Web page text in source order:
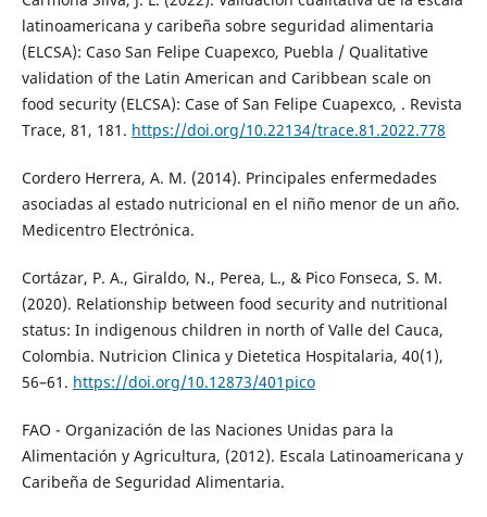
latinoamericana y caribeña sobre seguridad alimentaria
(ELCSA): Caso San Felipe Cuapexco, Puebla / Qualitative
validation of the Latin American and Caribbean scale on
food security (ELCSA): Case of San Felipe Cuapexco, . Revista
Trace, 81, 181. https://doi.org/10.22134/trace.81.2022.778
Cordero Herrera, A. M. (2014). Principales enfermedades
asociadas al estado nutricional en el niño menor de un año.
Medicentro Electrónica.
Cortázar, P. A., Giraldo, N., Perea, L., & Pico Fonseca, S. M.
(2020). Relationship between food security and nutritional
status: In indigenous children in north of Valle del Cauca,
Colombia. Nutricion Clinica y Dietetica Hospitalaria, 40(1),
56–61. https://doi.org/10.12873/401pico
FAO - Organización de las Naciones Unidas para la
Alimentación y Agricultura, (2012). Escala Latinoamericana y
Caribeña de Seguridad Alimentaria.